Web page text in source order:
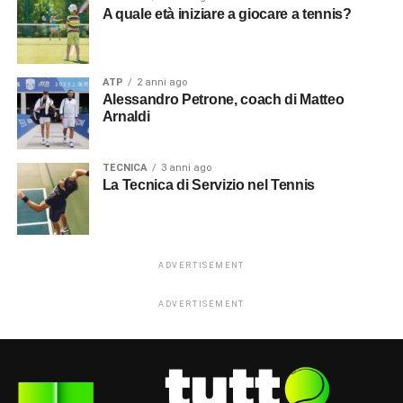
A quale età iniziare a giocare a tennis?
ATP 2 anni ago
Alessandro Petrone, coach di Matteo
Arnaldi
TECNICA 3 anni ago
La Tecnica di Servizio nel Tennis
ADVERTISEMENT
ADVERTISEMENT